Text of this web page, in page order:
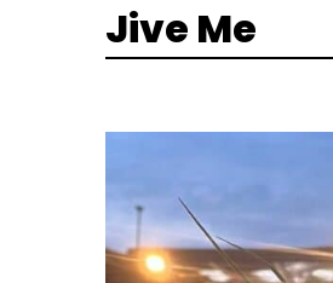
Jive Me